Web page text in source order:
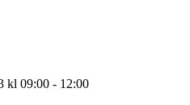
kl 09:00 - 12:00